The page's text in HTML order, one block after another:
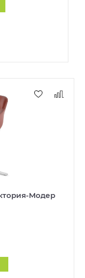
Модер